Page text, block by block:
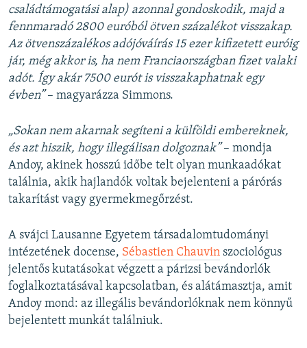
családtámogatási alap) azonnal gondoskodik, majd a
fennmaradó 2800 euróból ötven százalékot visszakap.
Az ötvenszázalékos adójóváírás 15 ezer kifizetett euróig
jár, még akkor is, ha nem Franciaországban fizet valaki
adót. Így akár 7500 eurót is visszakaphatnak egy
évben”– magyarázza Simmons.
„Sokan nem akarnak segíteni a külföldi embereknek,
és azt hiszik, hogy illegálisan dolgoznak”– mondja
Andoy, akinek hosszú időbe telt olyan munkaadókat
találnia, akik hajlandók voltak bejelenteni a párórás
takarítást vagy gyermekmegőrzést.
A svájci Lausanne Egyetem társadalomtudományi
intézetének docense, Sébastien Chauvin szociológus
jelentős kutatásokat végzett a párizsi bevándorlók
foglalkoztatásával kapcsolatban, és alátámasztja, amit
Andoy mond: az illegális bevándorlóknak nem könnyű
bejelentett munkát találniuk.